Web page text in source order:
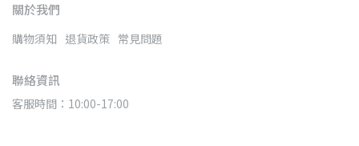
關於我們
購物須知 退貨政策 常見問題
聯絡資訊
客服時間：10:00-17:00